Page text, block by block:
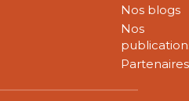
Nos blogs
Nos
Partenaires